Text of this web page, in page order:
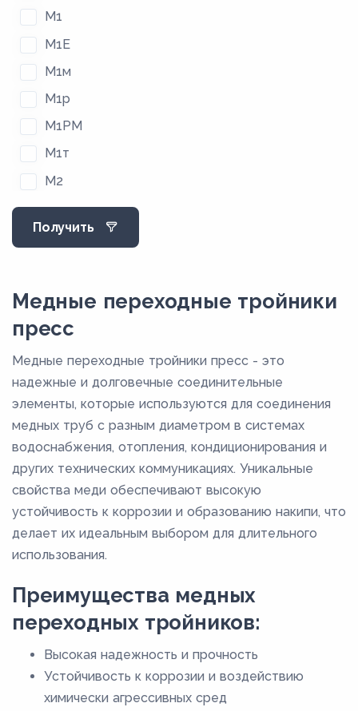
М1
М1Е
М1м
М1р
М1РМ
М1т
М2
М2м
М2р
М3РМ
М3РТ
М3т
Получить
Медные переходные тройники
пресс
Медные переходные тройники пресс - это
надежные и долговечные соединительные
элементы, которые используются для соединения
медных труб с разным диаметром в системах
водоснабжения, отопления, кондиционирования и
других технических коммуникациях. Уникальные
свойства меди обеспечивают высокую
устойчивость к коррозии и образованию накипи, что
делает их идеальным выбором для длительного
использования.
Преимущества медных
переходных тройников:
Высокая надежность и прочность
Устойчивость к коррозии и воздействию
химически агрессивных сред